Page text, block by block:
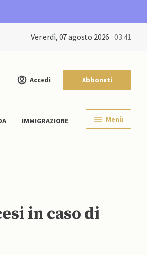
venerdì, 07 agosto 2026 03:41
Accedi Abbonati
IMMIGRAZIONE Menù
in caso di